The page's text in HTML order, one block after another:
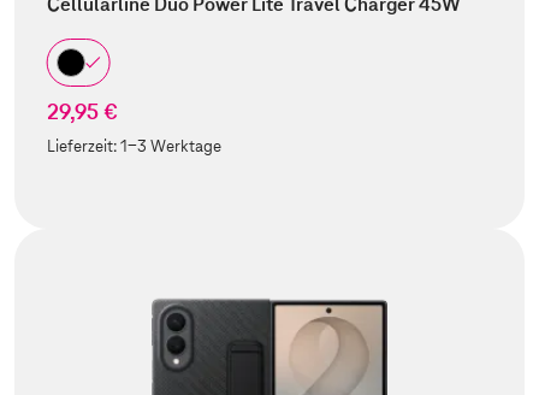
29,95 €
Lieferzeit:1-3 Werktage